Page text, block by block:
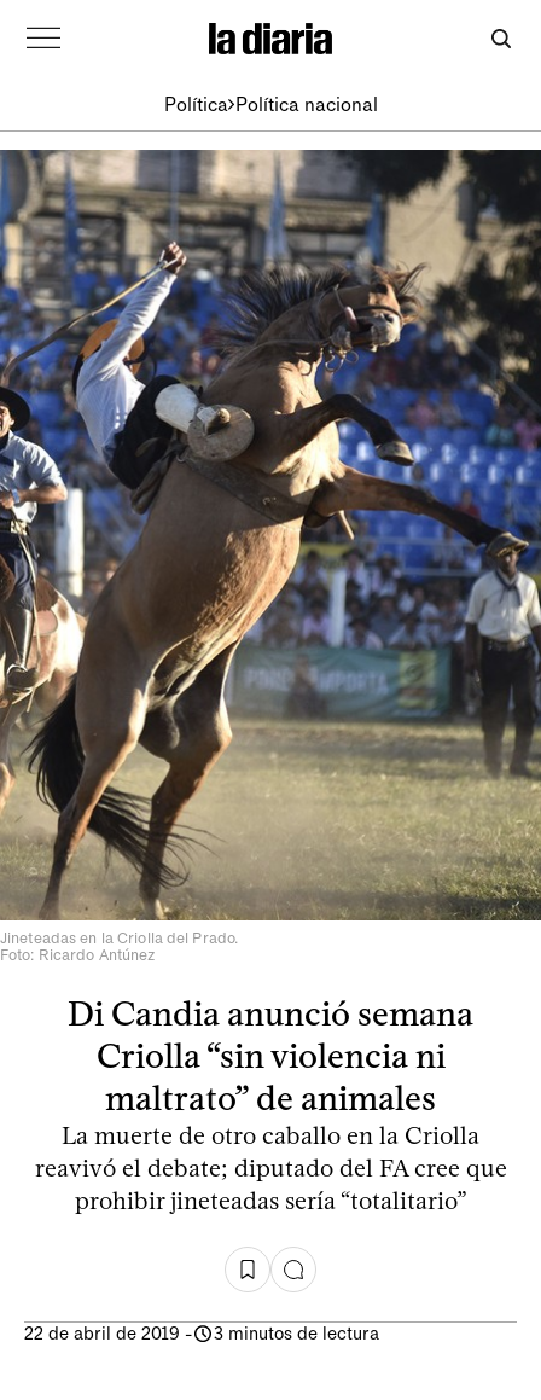
Política Política nacional
Jineteadas en la Criolla del Prado.
Foto: Ricardo Antúnez
Di Candia anunció semana
Criolla “sin violencia ni
maltrato” de animales
La muerte de otro caballo en la Criolla
reavivó el debate; diputado del FA cree que
prohibir jineteadas sería “totalitario”
22 de abril de 2019 - 3 minutos de lectura